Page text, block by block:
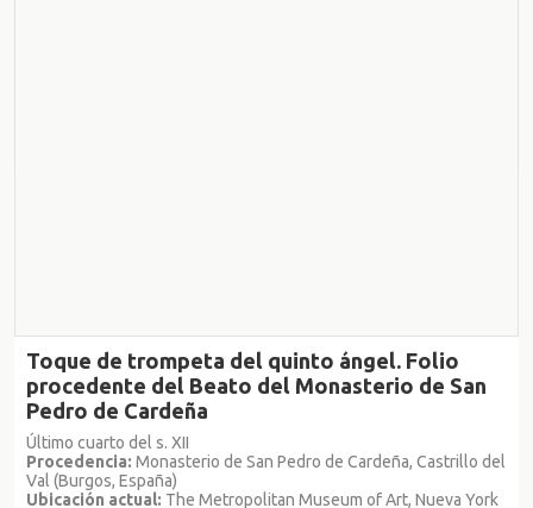
Toque de trompeta del quinto ángel. Folio
procedente del Beato del Monasterio de San
Pedro de Cardeña
Último cuarto del s. XII
Procedencia: Monasterio de San Pedro de Cardeña, Castrillo del
Val (Burgos, España)
Ubicación actual: The Metropolitan Museum of Art, Nueva York